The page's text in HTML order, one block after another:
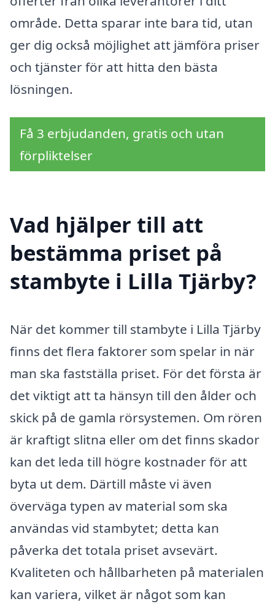
område. Detta sparar inte bara tid, utan
ger dig också möjlighet att jämföra priser
och tjänster för att hitta den bästa
lösningen.
Få 3 erbjudanden, gratis och utan
förpliktelser
Vad hjälper till att
bestämma priset på
stambyte i Lilla Tjärby?
När det kommer till stambyte i Lilla Tjärby
finns det flera faktorer som spelar in när
man ska fastställa priset. För det första är
det viktigt att ta hänsyn till den ålder och
skick på de gamla rörsystemen. Om rören
är kraftigt slitna eller om det finns skador
kan det leda till högre kostnader för att
byta ut dem. Därtill måste vi även
överväga typen av material som ska
användas vid stambytet; detta kan
påverka det totala priset avsevärt.
Kvaliteten och hållbarheten på materialen
kan variera, vilket är något som kan